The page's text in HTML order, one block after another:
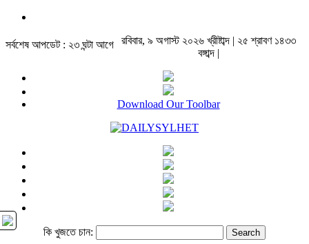
সর্বশেষ আপডেট : ২৩ ঘন্টা আগে
রবিবার, ৯ অগাস্ট ২০২৬ খ্রীষ্টাব্দ | ২৫ শ্রাবণ ১৪৩৩
বঙ্গাব্দ |
Download Our Toolbar
কি খুজতে চান: